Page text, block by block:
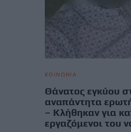
ΚΟΙΝΩΝΙΑ
Θάνατος εγκύου
αναπάντητα
– Κλήθηκαν για
εργαζόμενοι του